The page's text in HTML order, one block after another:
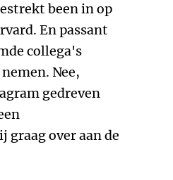
been in op
En passant
collega's
Nee,
gedreven
over aan de